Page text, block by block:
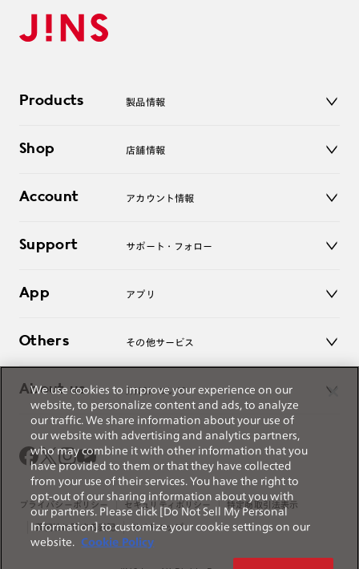
Products 製品情報
サングラス
コンタクトレンズ
アクセサリー
Shop 店舗情報
オンラインショップ
Account アカウント情報
ログアウト
Support サポート・フォロー
よくあるご質問
お問い合わせ
App アプリ
Others その他サービス
レンズ交換
オンラインギフト
価格案内
About us JINSについて
Magnify Life
会社概要
採用情報
法人のお客様
出店について
プライバシーポリシー セキュリティポリシー 特定商取引法表示
薬機法に関する表記 サイトマップ
We use cookies to improve your experience on our
website, to personalize content and ads, to analyze
our traffic. We share information about your use of
our website with advertising and analytics partners,
who may combine it with other information that you
have provided to them or that they have collected
from your use of their services. You have the right to
opt-out of our sharing information about you with
our partners. Please click [Do Not Sell My Personal
Information] to customize your cookie settings on our
website.
Cookie Policy